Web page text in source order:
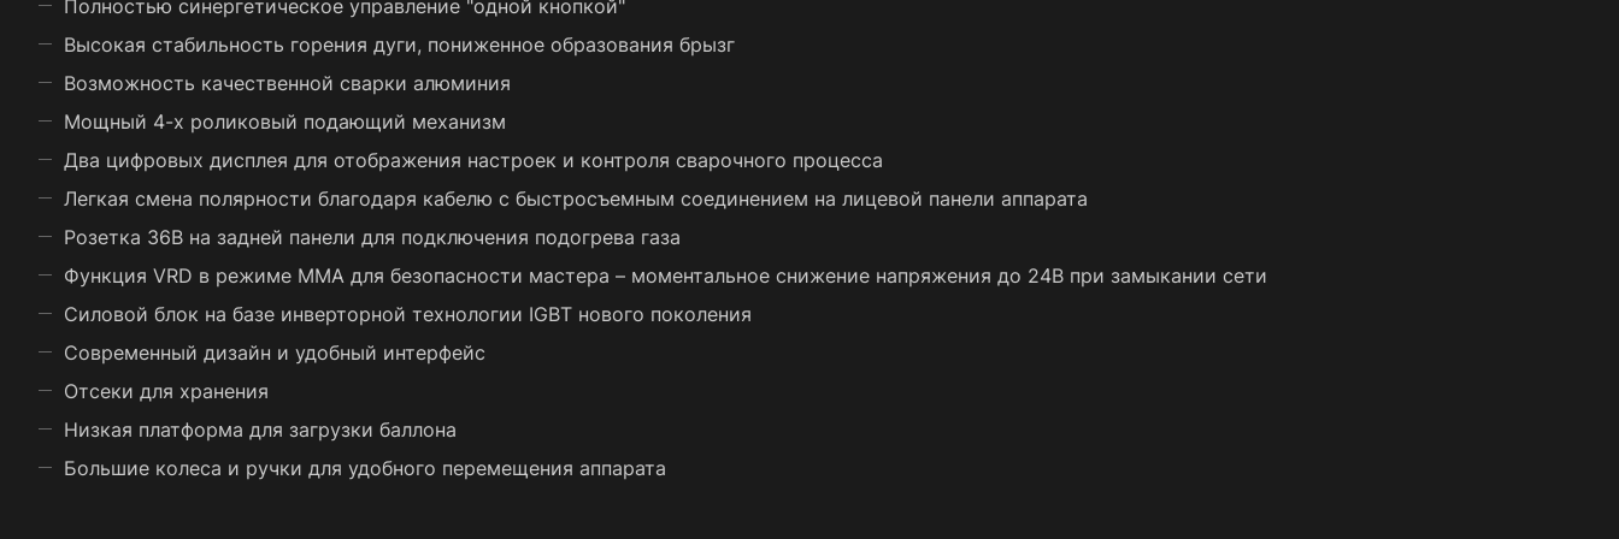
Полностью синергетическое управление "одной кнопкой"
Высокая стабильность горения дуги, пониженное образования брызг
Возможность качественной сварки алюминия
Мощный 4-х роликовый подающий механизм
Два цифровых дисплея для отображения настроек и контроля сварочного процесса
Легкая смена полярности благодаря кабелю с быстросъемным соединением на лицевой панели аппарата
Розетка 36В на задней панели для подключения подогрева газа
Функция VRD в режиме MMA для безопасности мастера – моментальное снижение напряжения до 24В при замыкании сети
Силовой блок на базе инверторной технологии IGBT нового поколения
Современный дизайн и удобный интерфейс
Отсеки для хранения
Низкая платформа для загрузки баллона
Большие колеса и ручки для удобного перемещения аппарата